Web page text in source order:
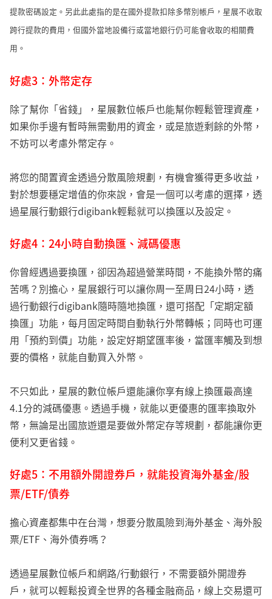
提款密碼設定。另此此處指的是在國外提款扣除多幣別帳戶，星展不收取
跨行提款的費用，但國外當地設備行或當地銀行仍可能會收取的相關費
用。
好處3：外幣定存
除了幫你「省錢」，星展數位帳戶也能幫你輕鬆管理資產，
如果你手邊有暫時無需動用的資金，或是旅遊剩餘的外幣，
不妨可以考慮外幣定存。
將您的閒置資金透過分散風險規劃，有機會獲得更多收益，
對於想要穩定增值的你來說，會是一個可以考慮的選擇，透
過星展行動銀行digibank輕鬆就可以換匯以及設定。
好處4：24小時自動換匯、減碼優惠
你曾經遇過要換匯，卻因為超過營業時間，不能換外幣的痛
苦嗎？別擔心，星展銀行可以讓你周一至周日24小時，透
過行動銀行digibank隨時隨地換匯，還可搭配「定期定額
換匯」功能，每月固定時間自動執行外幣轉帳；同時也可運
用「預約到價」功能，設定好期望匯率後，當匯率觸及到想
要的價格，就能自動買入外幣。
不只如此，星展的數位帳戶還能讓你享有線上換匯最高達
4.1分的減碼優惠。透過手機，就能以更優惠的匯率換取外
幣，無論是出國旅遊還是要做外幣定存等規劃，都能讓你更
便利又更省錢。
好處5：不用額外開證券戶，就能投資海外基金/股
票/ETF/債券
擔心資產都集中在台灣，想要分散風險到海外基金、海外股
票/ETF、海外債券嗎？
透過星展數位帳戶和網路/行動銀行，不需要額外開證券
戶，就可以輕鬆投資全世界的各種金融商品，線上交易還可